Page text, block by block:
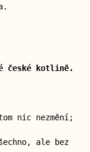
české kotlině.
nic nezmění;
ale bez